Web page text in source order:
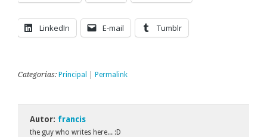
LinkedIn E-mail Tumblr
Categorias: Principal Permalink
Autor: francis
the guy who writes here... :D